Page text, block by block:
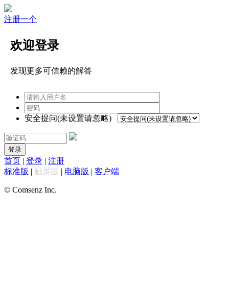
注册一个
欢迎登录
发现更多可信赖的解答
安全提问(未设置请忽略)
登录
首页 | 登录 | 注册
标准版 | 触屏版 | 电脑版 | 客户端
© Comsenz Inc.